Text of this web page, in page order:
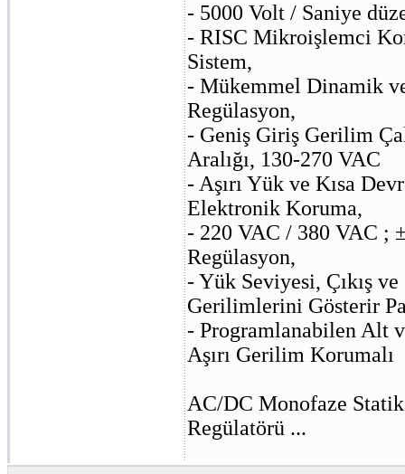
- 5000 Volt / Saniye
- RISC Mikroişlemci
Sistem,
- Mükemmel Dinamik
Regülasyon,
- Geniş Giriş Gerilim
Aralığı, 130-270 VAC
- Aşırı Yük ve Kısa
Elektronik Koruma,
- 220 VAC / 380 VAC ;
Regülasyon,
- Yük Seviyesi, Çıkış
Gerilimlerini Gösterir
- Programlanabilen Alt
Aşırı Gerilim Korumalı
AC/DC Monofaze
Regülatörü ...